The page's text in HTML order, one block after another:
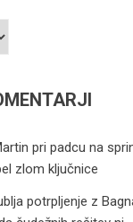
pri padcu na
zlom ključnice
potrpljenje z